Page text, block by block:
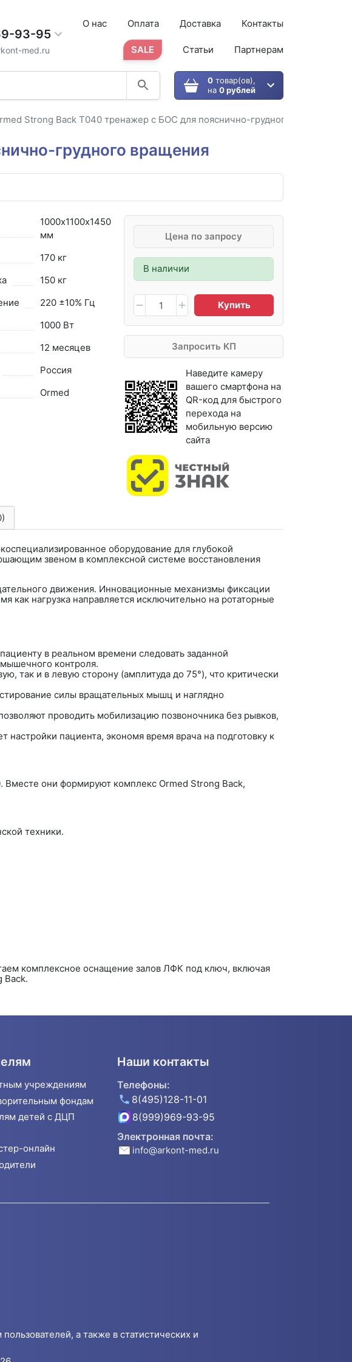
93-95
med.ru
О нас Оплата Доставка Контакты
SALE Статьи Партнерам
0товар(ов),
на 0 рублей
Strong Back Т040 тренажер с БОС для пояснично-грудного вращения
грудного вращения
Цена по запросу
В наличии
Купить
Запросить КП
Наведите камеру
вашего смартфона на
QR-код для быстрого
перехода на
мобильную версию
сайта
1000х1100х1450
мм
170 кг
150 кг
220 ±10% Гц
1000 Вт
12 месяцев
Россия
Ormed
оборудование для глубокой
звеном в комплексной системе восстановления
движения. Инновационные механизмы фиксации
как нагрузка направляется исключительно на ротаторные
в реальном времени следовать заданной
контроля.
так и в левую сторону (амплитуда до 75°), что критически
силы вращательных мышц и наглядно
проводить мобилизацию позвоночника без рывков,
пациента, экономя время врача на подготовку к
Вместе они формируют комплекс Ormed Strong Back,
техники.
комплексное оснащение залов ЛФК под ключ, включая
Back.
учреждениям
фондам
детей с ДЦП
онлайн
Наши контакты
Телефоны:
8(495)128-11-01
8(999)969-93-95
Электронная почта:
info@arkont-med.ru
а также в статистических и